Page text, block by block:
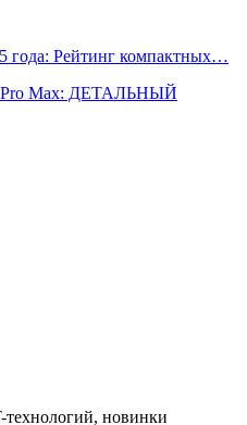
Рейтинг компактных…
Pro Max: ДЕТАЛЬНЫЙ
новинки